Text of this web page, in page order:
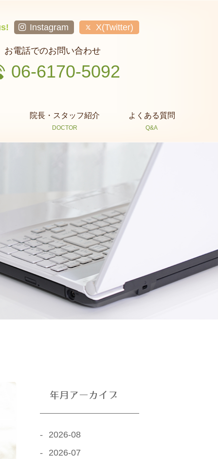
Instagram X(Twitter)
お電話でのお問い合わせ
06-6170-5092
院長・スタッフ紹介
DOCTOR
よくある質問
Q&A
年月アーカイブ
2026-08
2026-07